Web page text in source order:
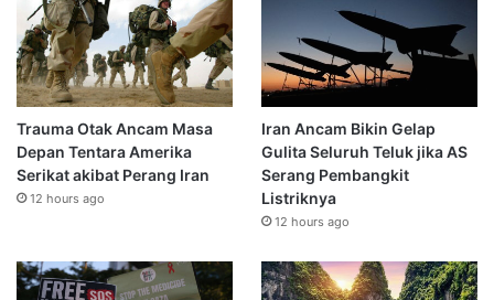
Trauma Otak Ancam Masa
Depan Tentara Amerika
Serikat akibat Perang Iran
12 hours ago
Iran Ancam Bikin Gelap
Gulita Seluruh Teluk jika AS
Serang Pembangkit
Listriknya
12 hours ago